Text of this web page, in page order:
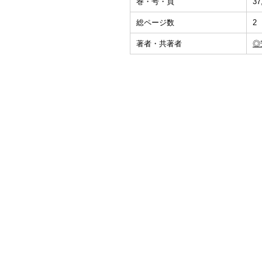
総ページ数 2
著者・共著者 ◎